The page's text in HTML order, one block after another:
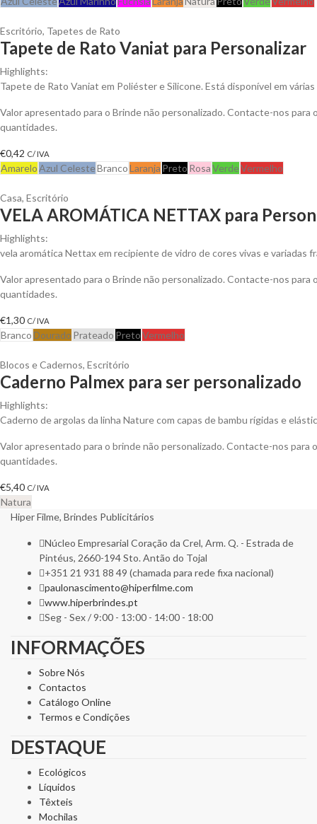
Escritório, Tapetes de Rato
Tapete de Rato Vaniat para Personalizar
Highlights:
Tapete de Rato Vaniat em Poliéster e Silicone. Está disponível em
Valor apresentado para o Brinde não personalizado. Contacte-nos
quantidades.
€0,42 C/ IVA
AmareloAzul CelesteBrancoLaranja Preto RosaVerdeVermelho
Casa, Escritório
VELA AROMÁTICA NETTAX para
Highlights:
vela aromática Nettax em recipiente de vidro de cores vivas e variadas
Valor apresentado para o Brinde não personalizado. Contacte-nos
quantidades.
€1,30 C/ IVA
Branco Dourado Prateado PretoVermelho
Blocos e Cadernos, Escritório
Caderno Palmex para ser personalizado
Highlights:
Caderno de argolas da linha Nature com capas de bambu rígidas e
Valor apresentado para o brinde não personalizado. Contacte-nos
quantidades.
€5,40 C/ IVA
Natura
Hiper Filme, Brindes Publicitários
Núcleo Empresarial Coração da Crel, Arm. Q. - Estrada de
Pintéus, 2660-194 Sto. Antão do Tojal
+351 21 931 88 49 (chamada para rede fixa nacional)
paulonascimento@hiperfilme.com
www.hiperbrindes.pt
Seg - Sex / 9:00 - 13:00 - 14:00 - 18:00
INFORMAÇÕES
Sobre Nós
Contactos
Catálogo Online
Termos e Condições
DESTAQUE
Ecológicos
Líquidos
Têxteis
Mochilas